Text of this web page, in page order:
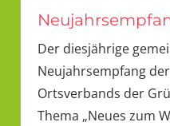
Der diesjährige
Neujahrsempfang
Ortsverbands der
Thema „Neues zum